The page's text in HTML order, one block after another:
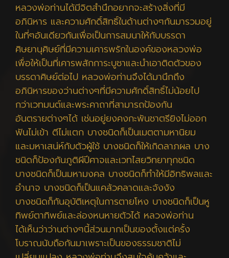
หลวงพ่อท่านได้มีจิตสำนึกอยากจะสร้างสิ่งที่มี
อภินิหาร และความศักดิ์สิทธิ์ในด้านต่างๆกันมารวมอยู่
ในที่ๆอันเดียวกันเพื่อเป็นการสมนาให้กับบรรดา
ศิษยานุศิษย์ที่มีความเคารพรักในองค์ของหลวงพ่อ
เพื่อให้เป็นที่เคารพสักการะบูชาและนำเอาติดตัวของ
บรรดาศิษย์ต่อไป หลวงพ่อท่านจึงได้มานึกถึง
อภินิหารของว่านต่างๆที่มีความศักดิ์สิทธิ์ไม่น้อยไป
กว่าเวทมนต์และพระคาถาที่สามารถป้องกัน
อันตรายต่างๆได้ เช่นอยู่ยงคงกะพันชาตรียิงไม่ออก
ฟันไม่เข้า ตีไม่แตก บางชนิดก็เป็นเมตตามหานิยม
และมหาเสน่ห์กับตัวผู้ใช้ บางชนิดก็ให้เกิดลาภผล บาง
ชนิดก็ป้องกันภูติผีปีศาจและเวทไสยวิทยาทุกชนิด
บางชนิดก็เป็นมหามงคล บางชนิดก็ทำให้มีอิทธิพลและ
อำนาจ บางชนิดก็เป็นแคล้วคลาดและจังงัง
บางชนิดก็กันอุบัติเหตุในการตายโหง บางชนิดก็เป็นหู
ทิพย์ตาทิพย์และล่องหนหายตัวได้ หลวงพ่อท่าน
ได้เห็นว่าว่านต่างๆนี้ส่วนมากเป็นของตั้งแต่ครั้ง
โบราณนับถือกันมาเพราะเป็นของธรรมชาติไม่